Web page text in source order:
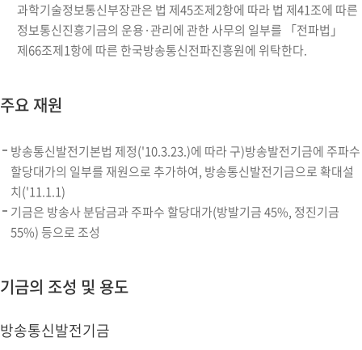
과학기술정보통신부장관은 법 제45조제2항에 따라 법 제41조에 따른
정보통신진흥기금의 운용·관리에 관한 사무의 일부를 「전파법」
제66조제1항에 따른 한국방송통신전파진흥원에 위탁한다.
주요 재원
방송통신발전기본법 제정('10.3.23.)에 따라 구)방송발전기금에 주파수
할당대가의 일부를 재원으로 추가하여, 방송통신발전기금으로 확대설
치('11.1.1)
기금은 방송사 분담금과 주파수 할당대가(방발기금 45%, 정진기금
55%) 등으로 조성
기금의 조성 및 용도
방송통신발전기금